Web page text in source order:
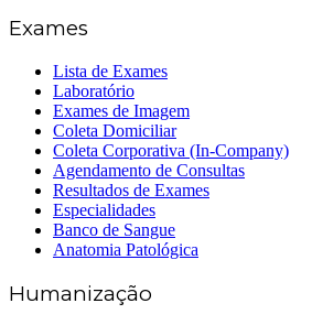
Exames
Lista de Exames
Laboratório
Exames de Imagem
Coleta Domiciliar
Coleta Corporativa (In-Company)
Agendamento de Consultas
Resultados de Exames
Especialidades
Banco de Sangue
Anatomia Patológica
Humanização